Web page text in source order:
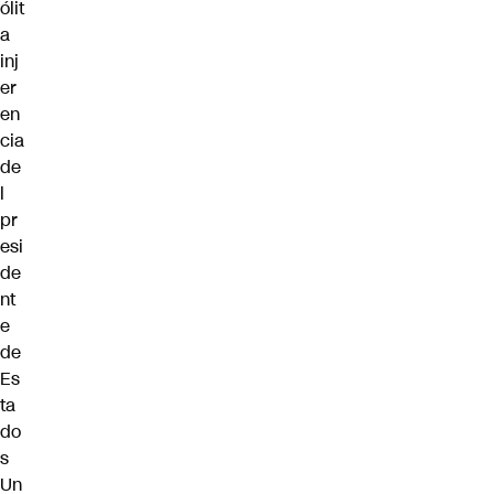
ólit
a
inj
er
en
cia
de
l
pr
esi
de
nt
e
de
Es
ta
do
s
Un